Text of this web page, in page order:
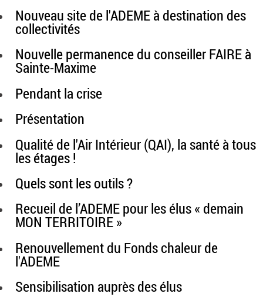
Nouveau site de l'ADEME à destination des
collectivités
Nouvelle permanence du conseiller FAIRE à
Sainte-Maxime
Pendant la crise
Présentation
Qualité de l'Air Intérieur (QAI), la santé à tous
les étages !
Quels sont les outils ?
Recueil de l’ADEME pour les élus « demain
MON TERRITOIRE »
Renouvellement du Fonds chaleur de
l'ADEME
Sensibilisation auprès des élus